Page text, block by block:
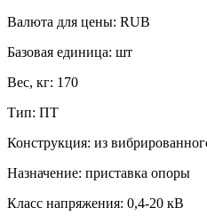
Валюта для цены: RUB
Базовая единица: шт
Вес, кг: 170
Тип: ПТ
Конструкция: из
Назначение: приставка опоры
Класс напряжения: 0,4-20 кВ